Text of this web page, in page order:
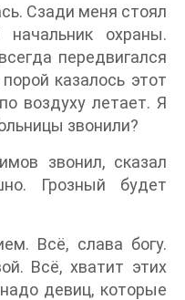
Сзади меня стоял
охраны.
передвигался
казалось этот
воздуху летает. Я
звонили?
звонил, сказал
Грозный будет
Всё, слава богу.
Всё, хватит этих
девиц, которые